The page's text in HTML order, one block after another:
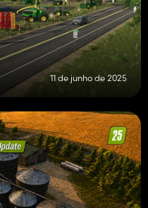
11 de junho de 2025